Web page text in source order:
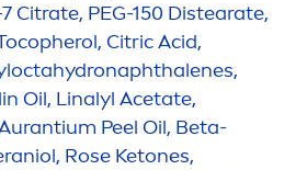
Citrate, PEG-150 Distearate,
Citric Acid,
hydronaphthalenes,
Oil, Linalyl Acetate,
Peel Oil, Beta-
Rose Ketones,